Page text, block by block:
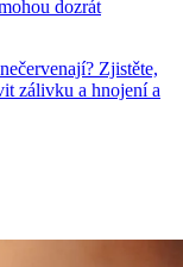
dozrát
Zjistěte,
zálivku a hnojení a